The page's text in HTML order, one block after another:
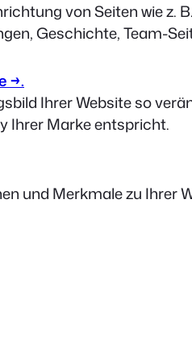
von Seiten wie z.
Geschichte, Team-
→.
Ihrer Website so
Ihrer Marke entspricht.
und Merkmale zu Ihrer